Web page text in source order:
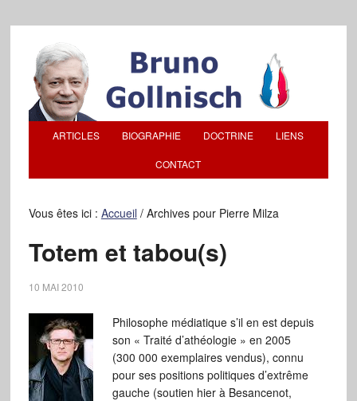
ARTICLES BIOGRAPHIE DOCTRINE LIENS
CONTACT
Vous êtes ici : Accueil /Archives pour Pierre Milza
Totem et tabou(s)
10 MAI 2010
Philosophe médiatique s’il en est depuis
son « Traité d’athéologie » en 2005
(300 000 exemplaires vendus), connu
pour ses positions politiques d’extrême
gauche (soutien hier à Besancenot,